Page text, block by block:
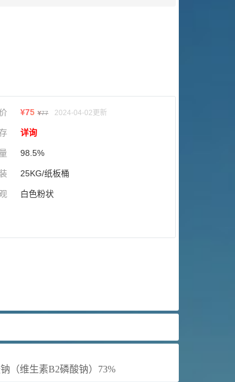
¥75 ¥77 2024-04-02更新
详询
98.5%
25KG/纸板桶
白色粉状
（维生素B2磷酸钠）73%